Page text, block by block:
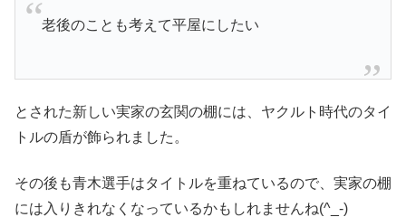
老後のことも考えて平屋にしたい
とされた新しい実家の玄関の棚には、ヤクルト時代のタイ
トルの盾が飾られました。
その後も青木選手はタイトルを重ねているので、実家の棚
には入りきれなくなっているかもしれませんね(^_-)